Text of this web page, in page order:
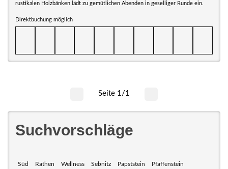
rustikalen Holzbänken lädt zu gemütlichen Abenden in geselliger Runde ein.
Direktbuchung möglich
Seite 1/1
Suchvorschläge
Süd Rathen Wellness Sebnitz Papststein Pfaffenstein